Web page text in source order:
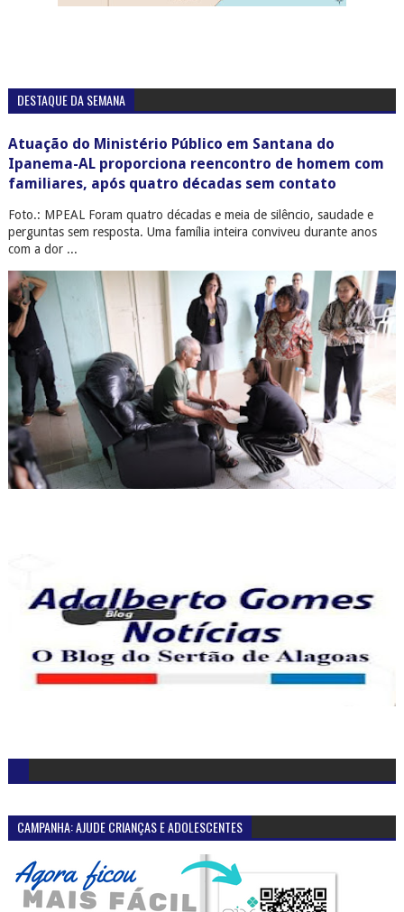
DESTAQUE DA SEMANA
Atuação do Ministério Público em Santana do
Ipanema-AL proporciona reencontro de homem com
familiares, após quatro décadas sem contato
Foto.: MPEAL Foram quatro décadas e meia de silêncio, saudade e
perguntas sem resposta. Uma família inteira conviveu durante anos
com a dor ...
CAMPANHA: AJUDE CRIANÇAS E ADOLESCENTES